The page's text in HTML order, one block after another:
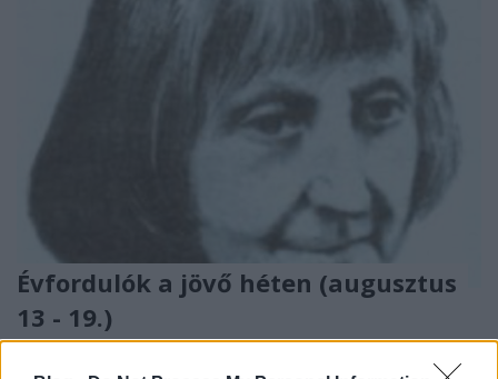
Évfordulók a jövő héten (augusztus
13 - 19.)